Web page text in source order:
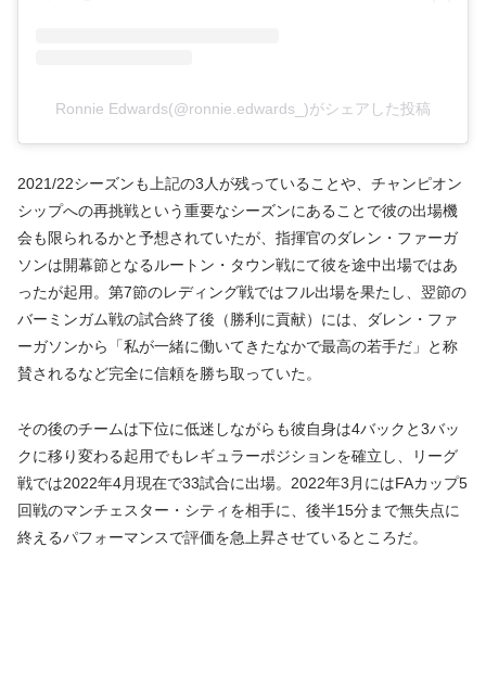
Ronnie Edwards(@ronnie.edwards_)がシェアした投稿
2021/22シーズンも上記の3人が残っていることや、チャンピオン
シップへの再挑戦という重要なシーズンにあることで彼の出場機
会も限られるかと予想されていたが、指揮官のダレン・ファーガ
ソンは開幕節となるルートン・タウン戦にて彼を途中出場ではあ
ったが起用。第7節のレディング戦ではフル出場を果たし、翌節の
バーミンガム戦の試合終了後（勝利に貢献）には、ダレン・ファ
ーガソンから「私が一緒に働いてきたなかで最高の若手だ」と称
賛されるなど完全に信頼を勝ち取っていた。
その後のチームは下位に低迷しながらも彼自身は4バックと3バッ
クに移り変わる起用でもレギュラーポジションを確立し、リーグ
戦では2022年4月現在で33試合に出場。2022年3月にはFAカップ5
回戦のマンチェスター・シティを相手に、後半15分まで無失点に
終えるパフォーマンスで評価を急上昇させているところだ。